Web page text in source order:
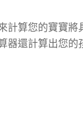
計算您的寶寶將
器還計算出您的